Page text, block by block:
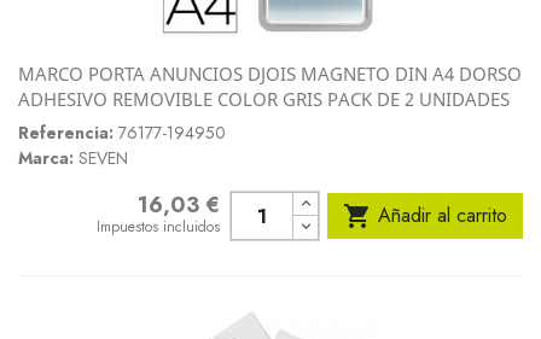
MARCO PORTA ANUNCIOS DJOIS MAGNETO DIN A4 DORSO
ADHESIVO REMOVIBLE COLOR GRIS PACK DE 2 UNIDADES
Referencia: 76177-194950
Marca: SEVEN
Precio16,03 €
Impuestos incluidos  Añadir al carrito